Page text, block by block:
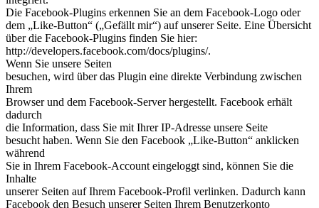
Die Facebook-Plugins erkennen Sie an dem Facebook-Logo oder
dem „Like-Button“ („Gefällt mir“) auf unserer Seite. Eine Übersicht
über die Facebook-Plugins finden Sie hier:
http://developers.facebook.com/docs/plugins/.
Wenn Sie unsere Seiten
besuchen, wird über das Plugin eine direkte Verbindung zwischen
Ihrem
Browser und dem Facebook-Server hergestellt. Facebook erhält
dadurch
die Information, dass Sie mit Ihrer IP-Adresse unsere Seite
besucht haben. Wenn Sie den Facebook „Like-Button“ anklicken
während
Sie in Ihrem Facebook-Account eingeloggt sind, können Sie die
Inhalte
unserer Seiten auf Ihrem Facebook-Profil verlinken. Dadurch kann
Facebook den Besuch unserer Seiten Ihrem Benutzerkonto